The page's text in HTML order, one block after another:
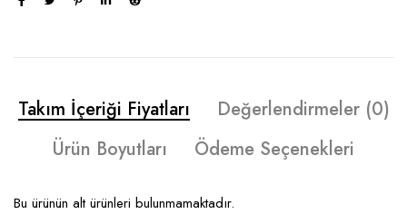
Takım İçeriği Fiyatları
Değerlendirmeler (0)
Ürün Boyutları
Ödeme Seçenekleri
Bu ürünün alt ürünleri bulunmamaktadır.